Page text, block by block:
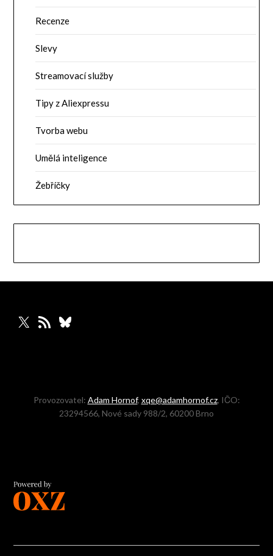
Recenze
Slevy
Streamovací služby
Tipy z Aliexpressu
Tvorba webu
Umělá inteligence
Žebříčky
X RSS zdrojBluesky
Provozovatel: Adam Hornof, xqe@adamhornof.cz, IČO:
23294566, Nové sady 988/2, 60200 Brno